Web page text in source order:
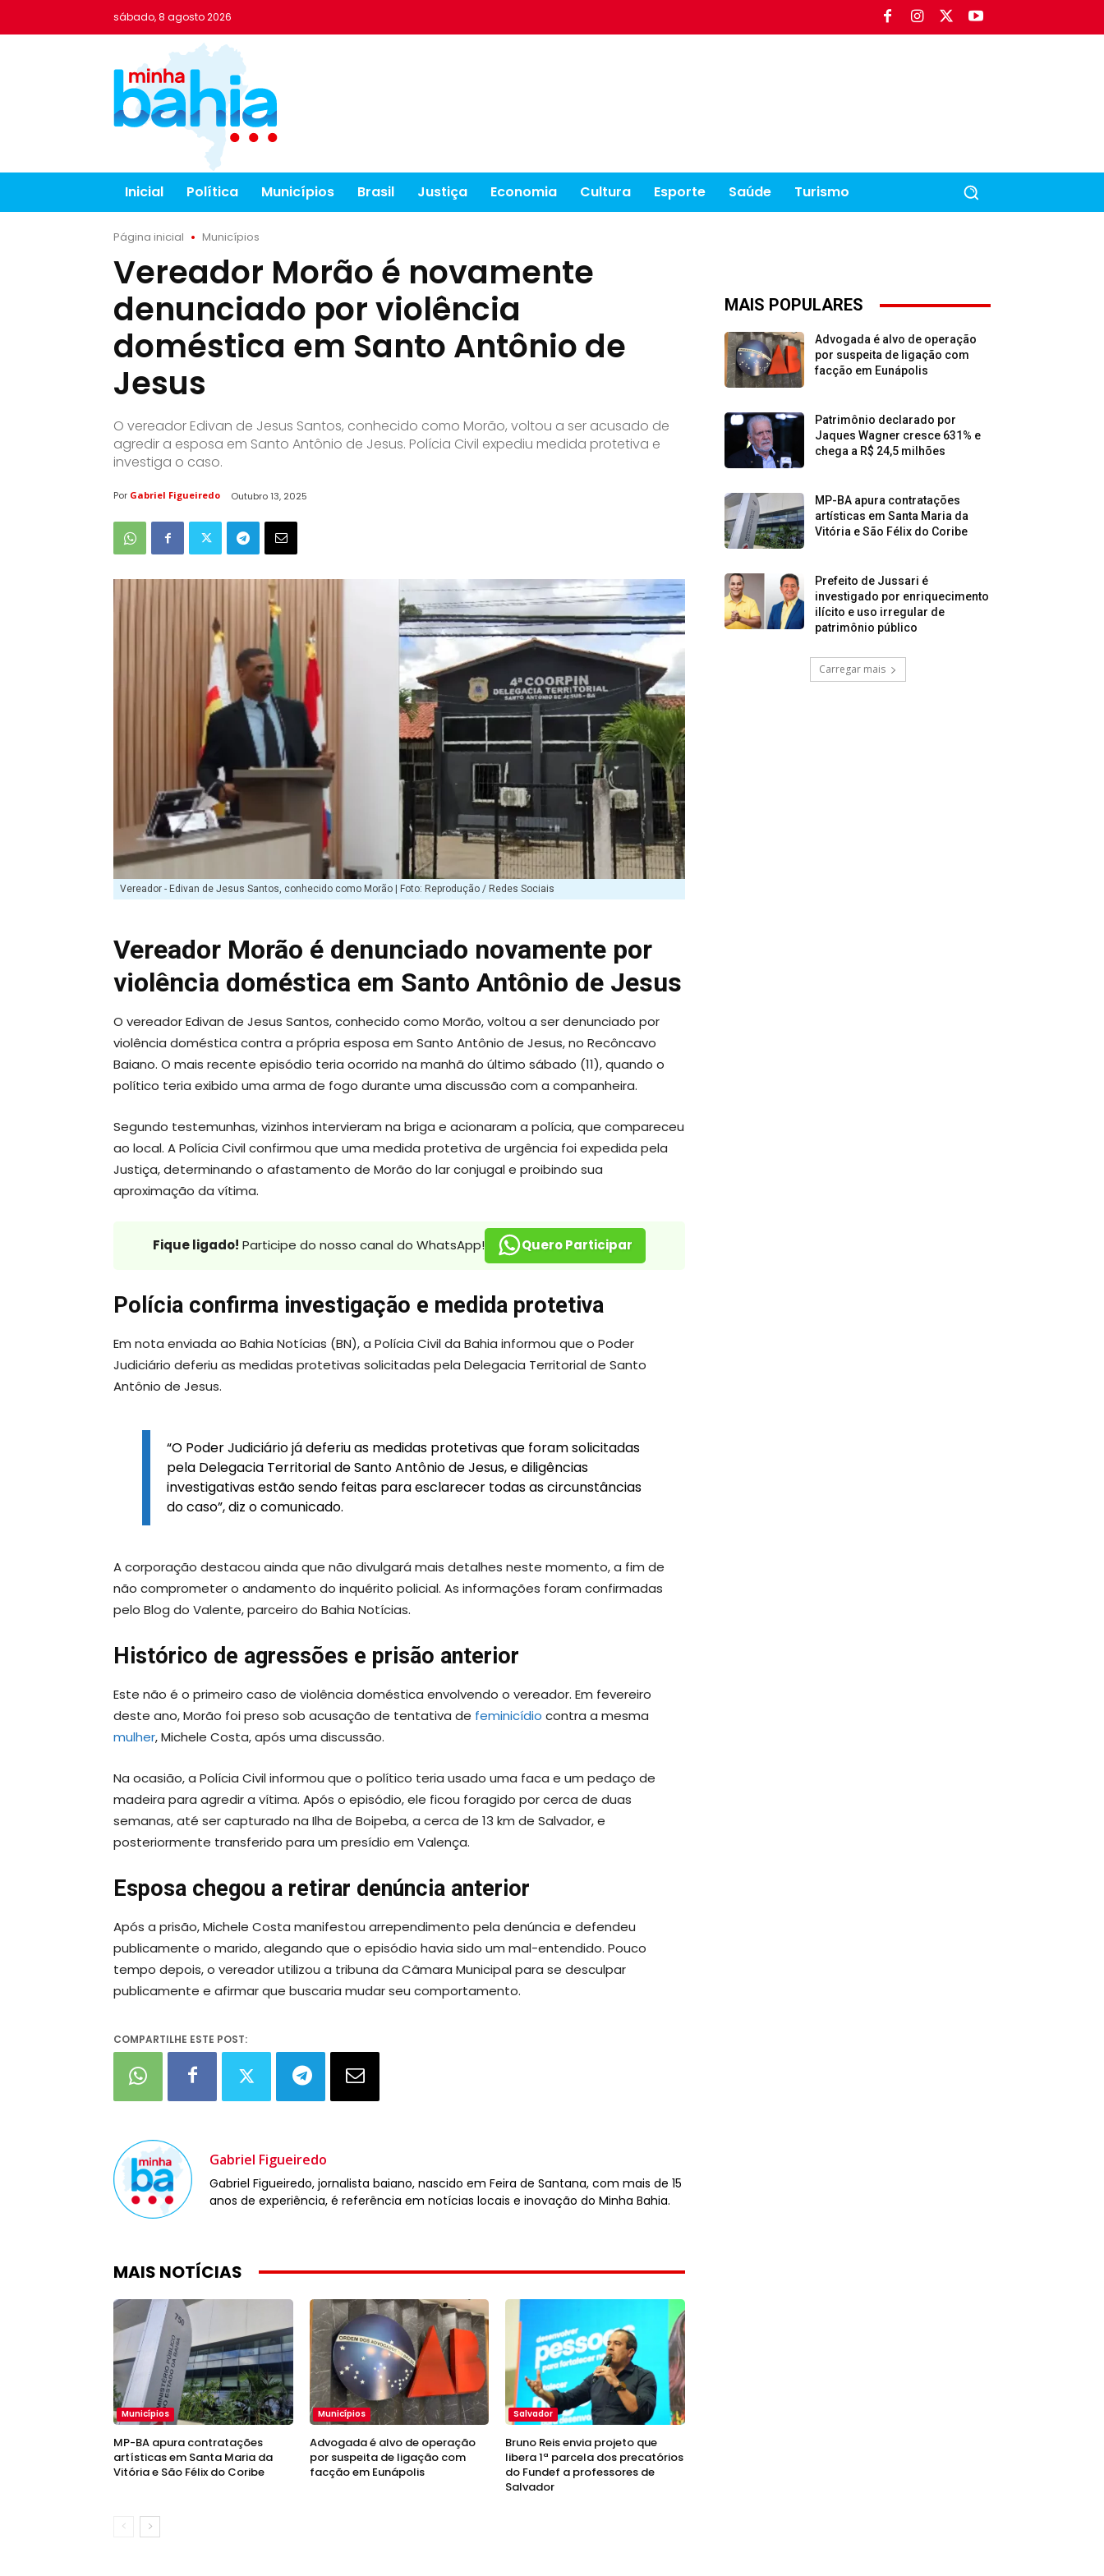
sábado, 8 agosto 2026
Inicial Política Municípios Brasil Justiça Economia Cultura Esporte Saúde Turismo
Página inicial Municípios
Vereador Morão é novamente
denunciado por violência
doméstica em Santo Antônio de
Jesus
O vereador Edivan de Jesus Santos, conhecido como Morão, voltou a ser acusado de
agredir a esposa em Santo Antônio de Jesus. Polícia Civil expediu medida protetiva e
investiga o caso.
Por Gabriel Figueiredo Outubro 13, 2025
Vereador - Edivan de Jesus Santos, conhecido como Morão | Foto: Reprodução / Redes Sociais
Vereador Morão é denunciado novamente por
violência doméstica em Santo Antônio de Jesus
O vereador Edivan de Jesus Santos, conhecido como Morão, voltou a ser denunciado por
violência doméstica contra a própria esposa em Santo Antônio de Jesus, no Recôncavo
Baiano. O mais recente episódio teria ocorrido na manhã do último sábado (11), quando o
político teria exibido uma arma de fogo durante uma discussão com a companheira.
Segundo testemunhas, vizinhos intervieram na briga e acionaram a polícia, que compareceu
ao local. A Polícia Civil confirmou que uma medida protetiva de urgência foi expedida pela
Justiça, determinando o afastamento de Morão do lar conjugal e proibindo sua
aproximação da vítima.
Fique ligado! Participe do nosso canal do WhatsApp! Quero Participar
Polícia confirma investigação e medida protetiva
Em nota enviada ao Bahia Notícias (BN), a Polícia Civil da Bahia informou que o Poder
Judiciário deferiu as medidas protetivas solicitadas pela Delegacia Territorial de Santo
Antônio de Jesus.
“O Poder Judiciário já deferiu as medidas protetivas que foram solicitadas
pela Delegacia Territorial de Santo Antônio de Jesus, e diligências
investigativas estão sendo feitas para esclarecer todas as circunstâncias
do caso”, diz o comunicado.
A corporação destacou ainda que não divulgará mais detalhes neste momento, a fim de
não comprometer o andamento do inquérito policial. As informações foram confirmadas
pelo Blog do Valente, parceiro do Bahia Notícias.
Histórico de agressões e prisão anterior
Este não é o primeiro caso de violência doméstica envolvendo o vereador. Em fevereiro
deste ano, Morão foi preso sob acusação de tentativa de feminicídio contra a mesma
mulher, Michele Costa, após uma discussão.
Na ocasião, a Polícia Civil informou que o político teria usado uma faca e um pedaço de
madeira para agredir a vítima. Após o episódio, ele ficou foragido por cerca de duas
semanas, até ser capturado na Ilha de Boipeba, a cerca de 13 km de Salvador, e
posteriormente transferido para um presídio em Valença.
Esposa chegou a retirar denúncia anterior
Após a prisão, Michele Costa manifestou arrependimento pela denúncia e defendeu
publicamente o marido, alegando que o episódio havia sido um mal-entendido. Pouco
tempo depois, o vereador utilizou a tribuna da Câmara Municipal para se desculpar
publicamente e afirmar que buscaria mudar seu comportamento.
COMPARTILHE ESTE POST:
Gabriel Figueiredo
Gabriel Figueiredo, jornalista baiano, nascido em Feira de Santana, com mais de 15
anos de experiência, é referência em notícias locais e inovação do Minha Bahia.
MAIS NOTÍCIAS
Municípios
MP-BA apura contratações
artísticas em Santa Maria da
Vitória e São Félix do Coribe
Municípios
Advogada é alvo de operação
por suspeita de ligação com
facção em Eunápolis
Salvador
Bruno Reis envia projeto que
libera 1ª parcela dos precatórios
do Fundef a professores de
Salvador
MAIS POPULARES
Advogada é alvo de operação
por suspeita de ligação com
facção em Eunápolis
Patrimônio declarado por
Jaques Wagner cresce 631% e
chega a R$ 24,5 milhões
MP-BA apura contratações
artísticas em Santa Maria da
Vitória e São Félix do Coribe
Prefeito de Jussari é
investigado por enriquecimento
ilícito e uso irregular de
patrimônio público
Carregar mais